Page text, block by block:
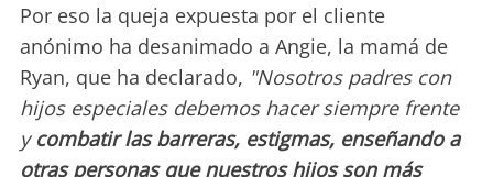
Por eso la queja expuesta por el cliente
anónimo ha desanimado a Angie, la mamá de
Ryan, que ha declarado, "Nosotros padres con
hijos especiales debemos hacer siempre frente
ycombatir las barreras, estigmas, enseñando a
otras personas que nuestros hijos son más